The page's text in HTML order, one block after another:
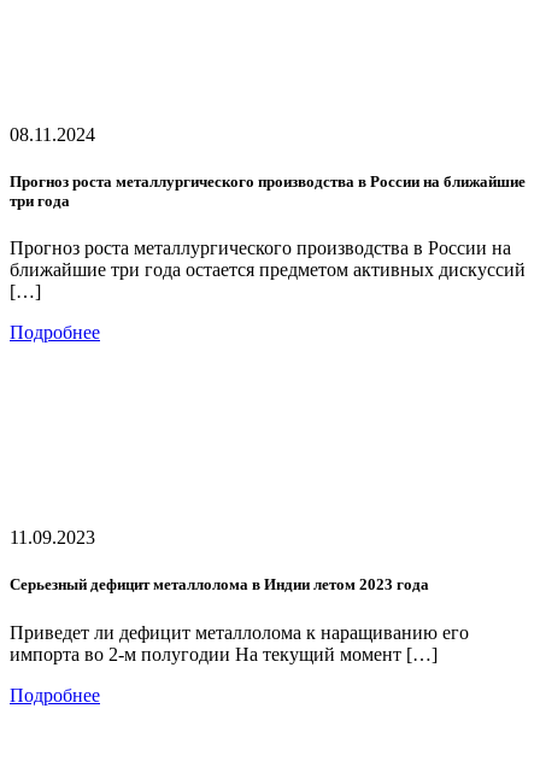
08.11.2024
Прогноз роста металлургического производства в России на ближайшие
три года
Прогноз роста металлургического производства в России на
ближайшие три года остается предметом активных дискуссий
[…]
Подробнее
11.09.2023
Серьезный дефицит металлолома в Индии летом 2023 года
Приведет ли дефицит металлолома к наращиванию его
импорта во 2-м полугодии На текущий момент […]
Подробнее